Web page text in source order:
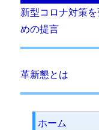
新型コロナ対策
めの提言
革新懇とは
ホーム